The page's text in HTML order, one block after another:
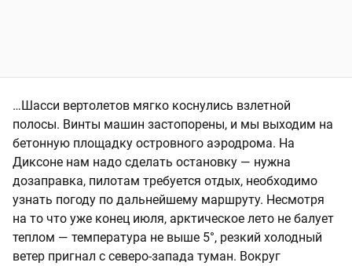
…Шасси вертолетов мягко коснулись взлетной
полосы. Винты машин застопорены, и мы выходим на
бетонную площадку островного аэродрома. На
Диксоне нам надо сделать остановку — нужна
дозаправка, пилотам требуется отдых, необходимо
узнать погоду по дальнейшему маршруту. Несмотря
на то что уже конец июля, арктическое лето не балует
теплом — температура не выше 5°, резкий холодный
ветер пригнал с северо-запада туман. Вокруг